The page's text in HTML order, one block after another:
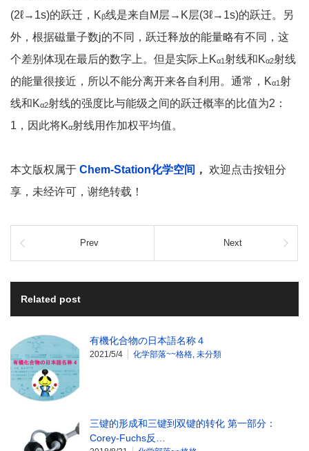
(2ℓ→1s)的跃迁，Kβ线是来自M层→K层(3ℓ→1s)的跃迁。另
外，根据磁量子数j的不同，跃迁释放的能量略有不同，这
个差别体现在最后的数字上。但是实际上Kα1 射线和Kα2射线
的能量很接近，所以不能分离开来各自利用。通常，Kα1 射
线和Kα2射线的强度比与能级之间的跃迁概率的比值为2：
1，因此将Kα射线用作加权平均值。
本文版权属于 Chem-Station化学空间 ， 欢迎点击按钮分
享，未经许可，谢绝转载！
Prev Next
Related post
有機化合物の日本語名称４
2021/5/4 化学部落~~格格, 未分類
三键的形成和三键到双键的转化 第一部分：
Corey-Fuchs反…